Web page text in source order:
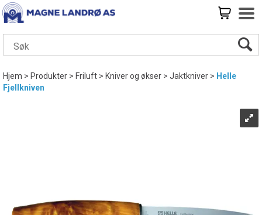
Hjem>Produkter>Friluft>Kniver og økser>Jaktkniver> Helle
Fjellkniven